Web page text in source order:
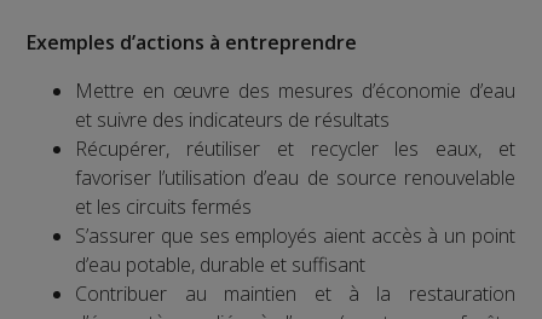
Exemples d’actions à entreprendre
Mettre en œuvre des mesures d’économie d’eau
et suivre des indicateurs de résultats
Récupérer, réutiliser et recycler les eaux, et
favoriser l’utilisation d’eau de source renouvelable
et les circuits fermés
S’assurer que ses employés aient accès à un point
d’eau potable, durable et suffisant
Contribuer au maintien et à la restauration